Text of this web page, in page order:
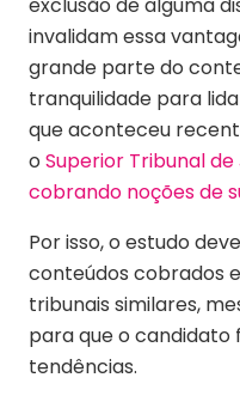
exclusão de alguma
invalidam essa
grande parte do
tranquilidade para
que aconteceu
o Superior Tribunal
cobrando noções de
Por isso, o estudo
conteúdos cobrados
tribunais similares,
para que o candidato
tendências.